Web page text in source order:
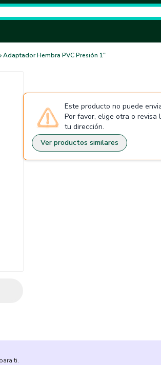
Adaptador Hembra PVC Presión 1"
Este producto no puede
Por favor, elige otra o revisa
tu dirección.
Ver productos similares
ti.